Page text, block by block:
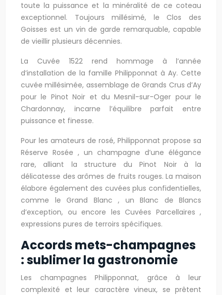
toute la puissance et la minéralité de ce coteau
exceptionnel. Toujours millésimé, le Clos des
Goisses est un vin de garde remarquable, capable
de vieillir plusieurs décennies.
La Cuvée 1522 rend hommage à l’année
d’installation de la famille Philipponnat à Ay. Cette
cuvée millésimée, assemblage de Grands Crus d’Ay
pour le Pinot Noir et du Mesnil-sur-Oger pour le
Chardonnay, incarne l’équilibre parfait entre
puissance et finesse.
Pour les amateurs de rosé, Philipponnat propose sa
Réserve Rosée , un champagne d’une élégance
rare, alliant la structure du Pinot Noir à la
délicatesse des arômes de fruits rouges. La maison
élabore également des cuvées plus confidentielles,
comme le Grand Blanc , un Blanc de Blancs
d’exception, ou encore les Cuvées Parcellaires ,
expressions pures de terroirs spécifiques.
Accords mets-champagnes
: sublimer la gastronomie
Les champagnes Philipponnat, grâce à leur
complexité et leur caractère vineux, se prêtent